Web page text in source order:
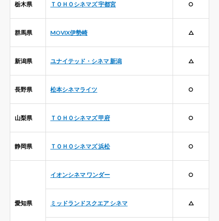
栃木県 ＴＯＨＯシネマズ 宇都宮 ○
群馬県 MOVIX伊勢崎 △
新潟県 ユナイテッド・シネマ 新潟 △
長野県 松本シネマライツ ○
山梨県 ＴＯＨＯシネマズ 甲府 ○
静岡県 ＴＯＨＯシネマズ 浜松 ○
愛知県
イオンシネマ ワンダー ○
ミッドランドスクエア シネマ △